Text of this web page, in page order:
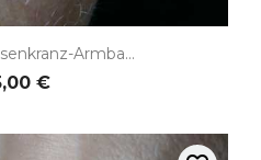
Armba...
€